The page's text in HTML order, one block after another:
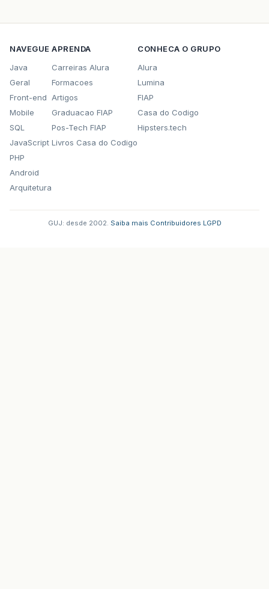
NAVEGUE
Java
Geral
Front-end
Mobile
SQL
JavaScript
PHP
Android
Arquitetura
APRENDA
Carreiras Alura
Formacoes
Artigos
Graduacao FIAP
Pos-Tech FIAP
Livros Casa do Codigo
CONHECA O GRUPO
Alura
Lumina
FIAP
Casa do Codigo
Hipsters.tech
GUJ: desde 2002. Saiba mais Contribuidores LGPD